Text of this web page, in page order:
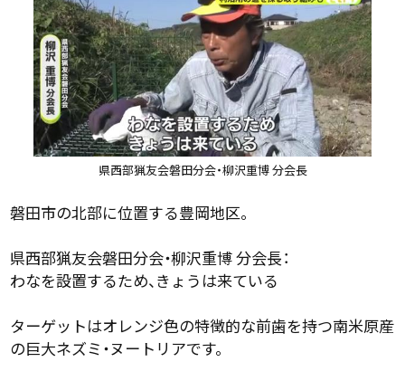
県西部猟友会磐田分会・柳沢重博 分会長
磐田市の北部に位置する豊岡地区。
県西部猟友会磐田分会・柳沢重博 分会長：
わなを設置するため、きょうは来ている
ターゲットはオレンジ色の特徴的な前歯を持つ南米原産
の巨大ネズミ・ヌートリアです。